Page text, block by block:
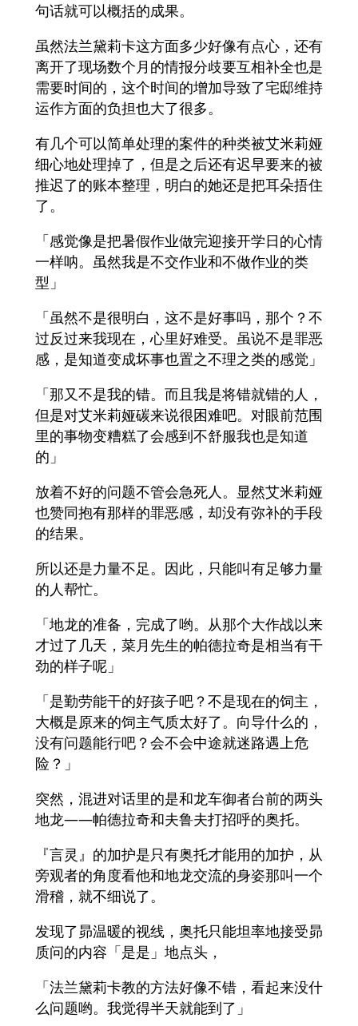
句话就可以概括的成果。
虽然法兰黛莉卡这方面多少好像有点心，还有
离开了现场数个月的情报分歧要互相补全也是
需要时间的，这个时间的增加导致了宅邸维持
运作方面的负担也大了很多。
有几个可以简单处理的案件的种类被艾米莉娅
细心地处理掉了，但是之后还有迟早要来的被
推迟了的账本整理，明白的她还是把耳朵捂住
了。
「感觉像是把暑假作业做完迎接开学日的心情
一样呐。虽然我是不交作业和不做作业的类
型」
「虽然不是很明白，这不是好事吗，那个？不
过反过来我现在，心里好难受。虽说不是罪恶
感，是知道变成坏事也置之不理之类的感觉」
「那又不是我的错。而且我是将错就错的人，
但是对艾米莉娅碳来说很困难吧。对眼前范围
里的事物变糟糕了会感到不舒服我也是知道
的」
放着不好的问题不管会急死人。显然艾米莉娅
也赞同抱有那样的罪恶感，却没有弥补的手段
的结果。
所以还是力量不足。因此，只能叫有足够力量
的人帮忙。
「地龙的准备，完成了哟。从那个大作战以来
才过了几天，菜月先生的帕德拉奇是相当有干
劲的样子呢」
「是勤劳能干的好孩子吧？不是现在的饲主，
大概是原来的饲主气质太好了。向导什么的，
没有问题能行吧？会不会中途就迷路遇上危
险？」
突然，混进对话里的是和龙车御者台前的两头
地龙——帕德拉奇和夫鲁夫打招呼的奥托。
『言灵』的加护是只有奥托才能用的加护，从
旁观者的角度看他和地龙交流的身姿那叫一个
滑稽，就不细说了。
发现了昴温暖的视线，奥托只能坦率地接受昴
质问的内容「是是」地点头，
「法兰黛莉卡教的方法好像不错，看起来没什
么问题哟。我觉得半天就能到了」